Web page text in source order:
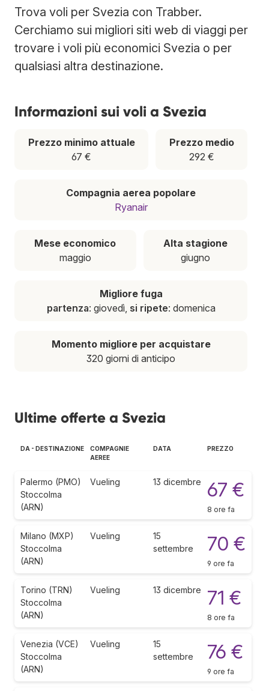
Trova voli per Svezia con Trabber.
Cerchiamo sui migliori siti web di viaggi per
trovare i voli più economici Svezia o per
qualsiasi altra destinazione.
Informazioni sui voli a Svezia
Prezzo minimo attuale
67 €
Prezzo medio
292 €
Compagnia aerea popolare
Ryanair
Mese economico
maggio
Alta stagione
giugno
Migliore fuga
partenza: giovedì, si ripete: domenica
Momento migliore per acquistare
320 giorni di anticipo
Ultime offerte a Svezia
DA - DESTINAZIONE
COMPAGNIE
AEREE
DATA PREZZO
Palermo (PMO)
Stoccolma
(ARN)
Vueling 13 dicembre 67 €
8 ore fa
Milano (MXP)
Stoccolma
(ARN)
Vueling
15
settembre
70 €
9 ore fa
Torino (TRN)
Stoccolma
(ARN)
Vueling 13 dicembre 71 €
8 ore fa
Venezia (VCE)
Stoccolma
(ARN)
Vueling
15
settembre
76 €
9 ore fa